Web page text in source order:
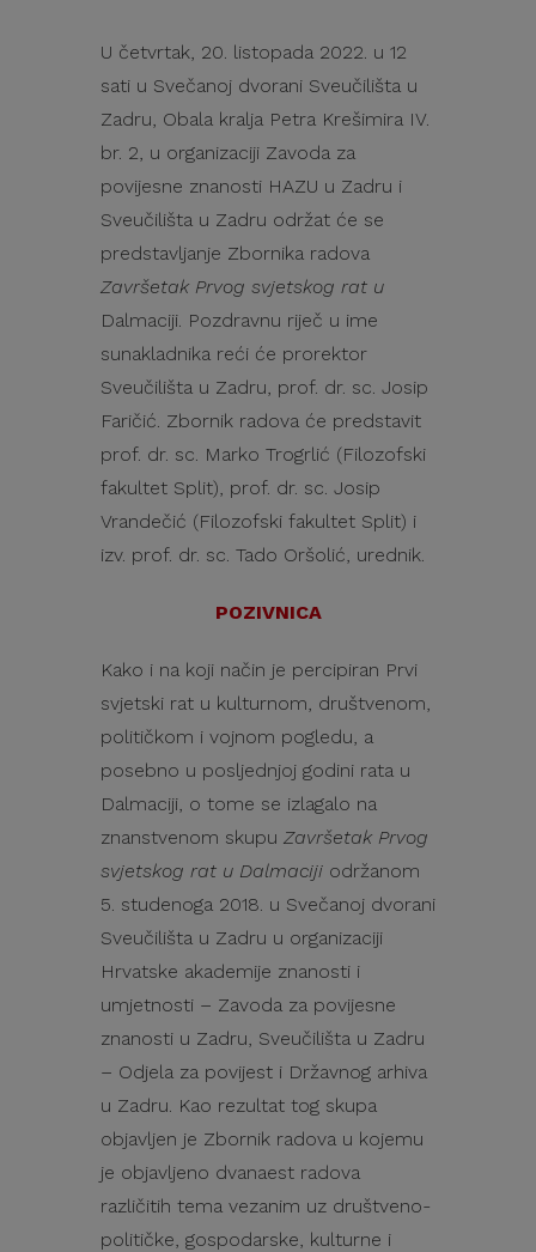
U četvrtak, 20. listopada 2022. u 12
sati u Svečanoj dvorani Sveučilišta u
Zadru, Obala kralja Petra Krešimira IV.
br. 2, u organizaciji Zavoda za
povijesne znanosti HAZU u Zadru i
Sveučilišta u Zadru održat će se
predstavljanje Zbornika radova
Završetak Prvog svjetskog rat u
Dalmaciji. Pozdravnu riječ u ime
sunakladnika reći će prorektor
Sveučilišta u Zadru, prof. dr. sc. Josip
Faričić. Zbornik radova će predstavit
prof. dr. sc. Marko Trogrlić (Filozofski
fakultet Split), prof. dr. sc. Josip
Vrandečić (Filozofski fakultet Split) i
izv. prof. dr. sc. Tado Oršolić, urednik.
POZIVNICA
Kako i na koji način je percipiran Prvi
svjetski rat u kulturnom, društvenom,
političkom i vojnom pogledu, a
posebno u posljednjoj godini rata u
Dalmaciji, o tome se izlagalo na
znanstvenom skupu Završetak Prvog
svjetskog rat u Dalmaciji održanom
5. studenoga 2018. u Svečanoj dvorani
Sveučilišta u Zadru u organizaciji
Hrvatske akademije znanosti i
umjetnosti – Zavoda za povijesne
znanosti u Zadru, Sveučilišta u Zadru
– Odjela za povijest i Državnog arhiva
u Zadru. Kao rezultat tog skupa
objavljen je Zbornik radova u kojemu
je objavljeno dvanaest radova
različitih tema vezanim uz društveno-
političke, gospodarske, kulturne i